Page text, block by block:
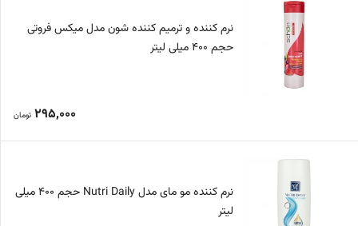
نرم کننده و ترمیم کننده شون مدل میکس فروتی
حجم 400 میلی لیتر
295,000 تومان
نرم کننده مو مای مدل Nutri Daily حجم 400 میلی
لیتر